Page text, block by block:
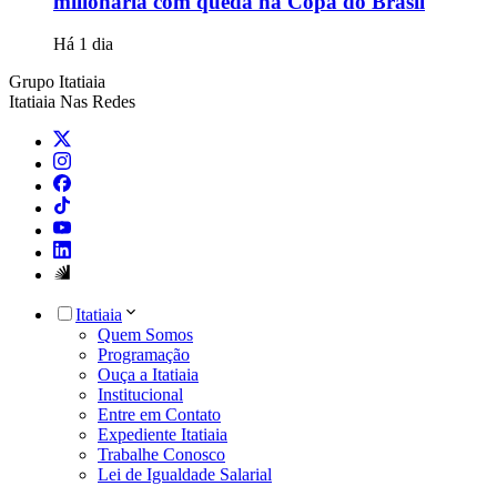
Há 1 dia
Grupo Itatiaia
Itatiaia Nas Redes
Itatiaia
Quem Somos
Programação
Ouça a Itatiaia
Institucional
Entre em Contato
Expediente Itatiaia
Trabalhe Conosco
Lei de Igualdade Salarial